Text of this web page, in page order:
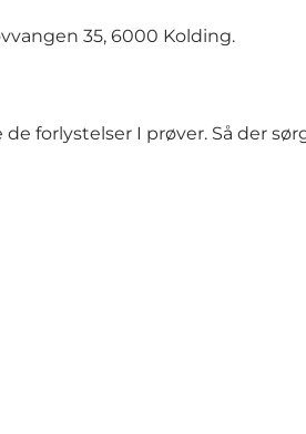
35, 6000 Kolding.
de forlystelser I prøver. Så der